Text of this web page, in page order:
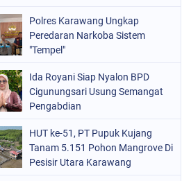
Polres Karawang Ungkap
Peredaran Narkoba Sistem
"Tempel"
Ida Royani Siap Nyalon BPD
Cigunungsari Usung Semangat
Pengabdian
HUT ke-51, PT Pupuk Kujang
Tanam 5.151 Pohon Mangrove Di
Pesisir Utara Karawang